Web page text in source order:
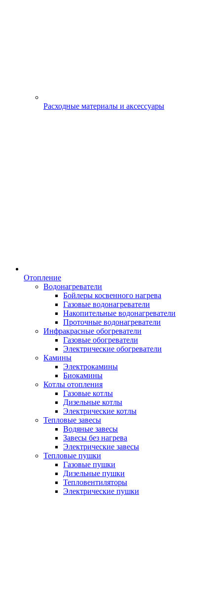
Расходные материалы и аксессуары
Отопление
Водонагреватели
Бойлеры косвенного нагрева
Газовые водонагреватели
Накопительные водонагреватели
Проточные водонагреватели
Инфракрасные обогреватели
Газовые обогреватели
Электрические обогреватели
Камины
Электрокамины
Биокамины
Котлы отопления
Газовые котлы
Дизельные котлы
Электрические котлы
Тепловые завесы
Водяные завесы
Завесы без нагрева
Электрические завесы
Тепловые пушки
Газовые пушки
Дизельные пушки
Тепловентиляторы
Электрические пушки